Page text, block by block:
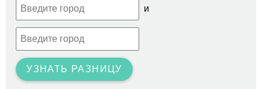
и
УЗНАТЬ РАЗНИЦУ